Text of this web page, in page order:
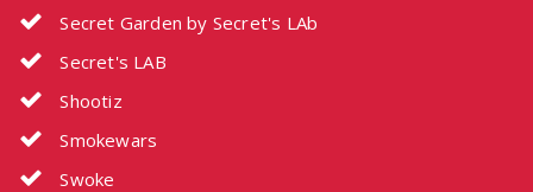
Secret Garden by Secret's LAb
Secret's LAB
Shootiz
Smokewars
Swoke